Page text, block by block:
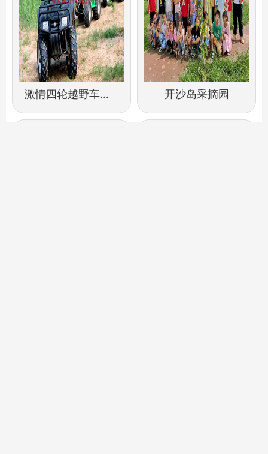
激情四轮越野车沙滩摩托着陆开沙岛 开沙岛采摘园